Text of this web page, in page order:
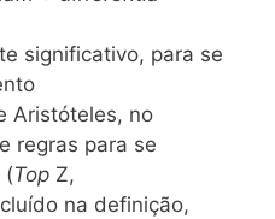
significativo, para se
Aristóteles, no
regras para se
(Top Z,
na definição,